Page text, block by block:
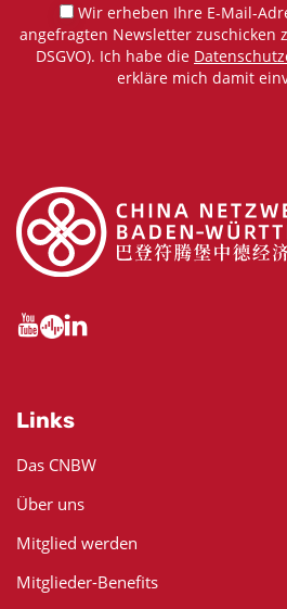
Wir erheben Ihre E-Mail-
angefragten Newsletter zuschicken
DSGVO). Ich habe die
erkläre mich damit
Links
Das CNBW
Über uns
Mitglied werden
Mitglieder-Benefits